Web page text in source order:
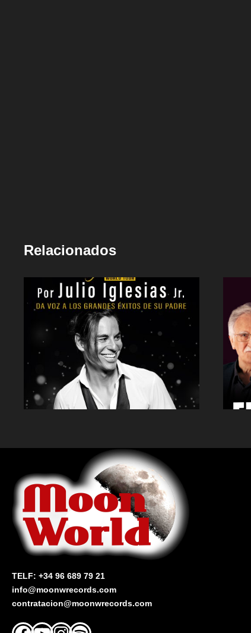
Relacionados
TELF: +34 96 689 79 21
info@moonwrecords.com
contratacion@moonwrecords.com
Facebook
YouTubeInstagram
Spotify